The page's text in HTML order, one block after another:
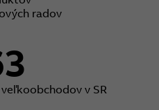
radov
v SR